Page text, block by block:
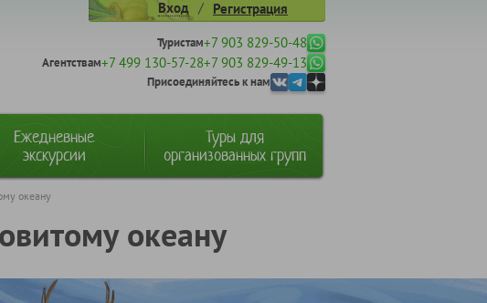
Вход / Регистрация
Туристам+7 903 829-50-48
Агентствам+7 499 130-57-28+7 903 829-49-13
Присоединяйтесь к нам
Ежедневные
экскурсии
Туры для
организованных групп
океану
океану